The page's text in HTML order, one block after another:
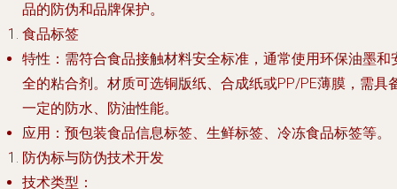
品的防伪和品牌保护。
食品标签
特性 ：需符合食品接触材料安全标准，通常使用环保油墨和
全的粘合剂。材质可选铜版纸、合成纸或PP/PE薄膜，需具
一定的防水、防油性能。
应用 ：预包装食品信息标签、生鲜标签、冷冻食品标签等。
防伪标与防伪技术开发
技术类型 ：